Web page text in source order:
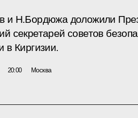
и Н.Бордюжа доложили
секретарей советов
в Киргизии.
20:00 Москва